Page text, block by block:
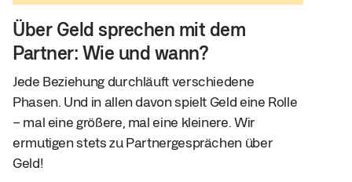
Über Geld sprechen mit dem
Partner: Wie und wann?
Jede Beziehung durchläuft verschiedene
Phasen. Und in allen davon spielt Geld eine Rolle
– mal eine größere, mal eine kleinere. Wir
ermutigen stets zu Partnergesprächen über
Geld!